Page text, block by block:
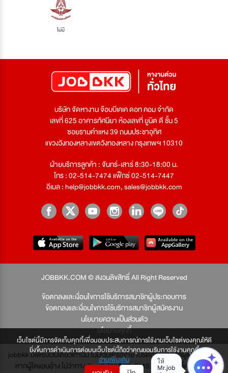
เว็บไซต์นี้มีการจัดเก็บคุกกี้เพื่อมอบประสบการณ์การใช้งานเว็บไซต์ของคุณให้ดี
ยิ่งขึ้นการดำเนินการต่อบนเว็บไซต์นี้ถือว่าคุณยอมรับการใช้งานคุกกี้
อ่านเพิ่มเติม
ไม่มี
บริษัท จัดหางาน จ๊อบบีเคเค ดอท คอม จำกัด
เลขที่ 625 อาคารทัศนียา ห้องเลขที่ ยูนิต ดี ชั้น 5
ซอยรามคำแหง 39 ถนนประชาอุทิศ
แขวงวังทองหลางเขตวังทองหลาง กรุงเทพฯ 10310
ฝ่ายบริการลูกค้า : จันทร์-เสาร์ 8:30-18:00 น.
โทร : 02-514-7474 แฟ็กซ์ 02-514-7447
อีเมล :help@jobbkk.com,sales@jobbkk.com
JOBBKK.COM © สงวนลิขสิทธิ์ All Right Reserved
ข้อตกลงและเงื่อนไขการใช้บริการสมาชิกผู้ประกอบการ
ข้อตกลงและเงื่อนไขการใช้บริการสมาชิกผู้สมัครงาน
นโยบายความเป็นส่วนตัว
นโยบายคุกกี้
jobbkk มีเพียงเว็บเดียวเท่านั้น ไม่มีเว็บเครือข่าย โปรดอย่าหลงเชื่อผู้แอบอ้าง และ
หากผู้ใดแอบอ้าง ไม่ว่าทาง Email, โทรศัพท์, SMS หรือทางใดก็ตาม จะถูก